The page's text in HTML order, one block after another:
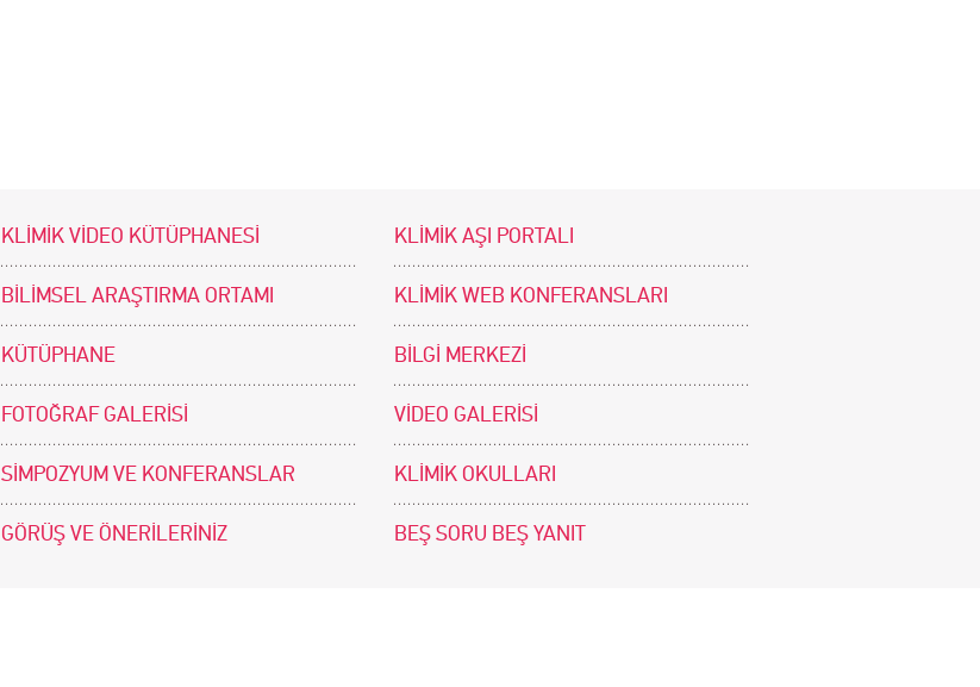
KLİMİK VİDEO KÜTÜPHANESİ KLİMİK AŞI PORTALI
BİLİMSEL ARAŞTIRMA ORTAMI KLİMİK WEB KONFERANSLARI
KÜTÜPHANE BİLGİ MERKEZİ
FOTOĞRAF GALERİSİ VİDEO GALERİSİ
SİMPOZYUM VE KONFERANSLAR KLİMİK OKULLARI
GÖRÜŞ VE ÖNERİLERİNİZ BEŞ SORU BEŞ YANIT